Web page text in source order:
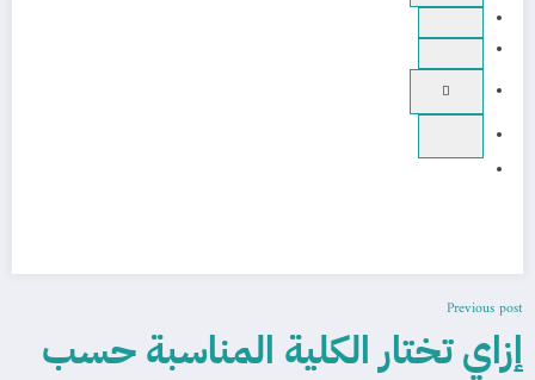
Previous post
إزاي تختار الكلية المناسبة حسب